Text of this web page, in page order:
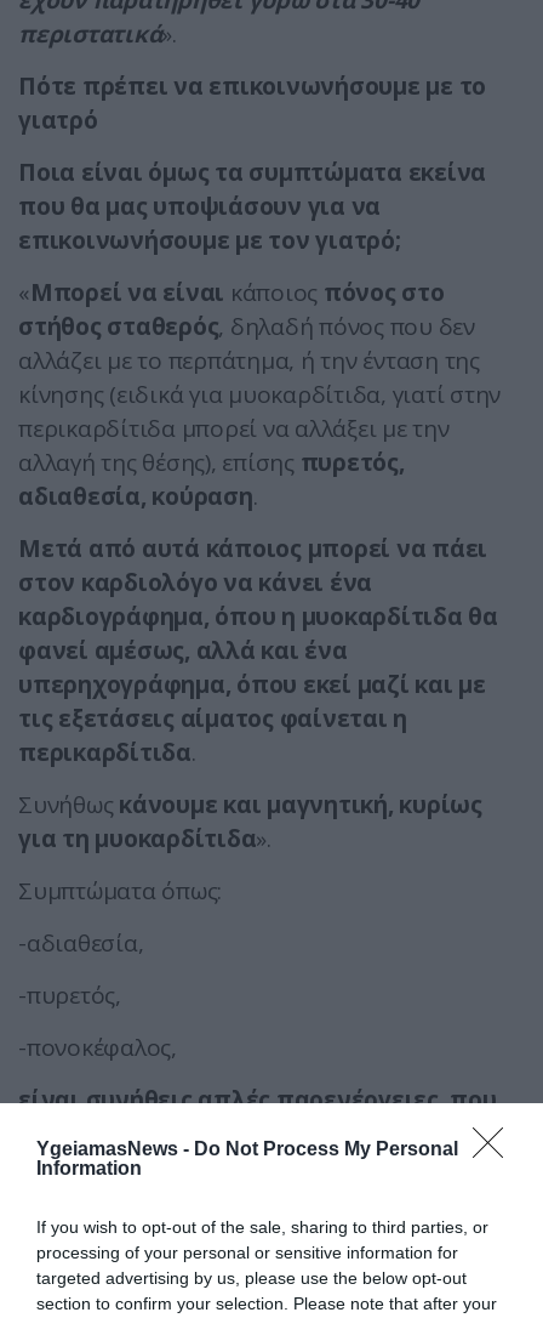
YgeiamasNews - Do Not Process My Personal
Information
If you wish to opt-out of the sale, sharing to third parties, or
processing of your personal or sensitive information for
targeted advertising by us, please use the below opt-out
section to confirm your selection. Please note that after your
περιστατικά».
Πότε πρέπει να επικοινωνήσουμε με το
γιατρό
Ποια είναι όμως τα συμπτώματα εκείνα
που θα μας υποψιάσουν για να
επικοινωνήσουμε με τον γιατρό;
«Μπορεί να είναι κάποιος πόνος στο
στήθος σταθερός, δηλαδή πόνος που δεν
αλλάζει με το περπάτημα, ή την ένταση της
κίνησης (ειδικά για μυοκαρδίτιδα, γιατί στην
περικαρδίτιδα μπορεί να αλλάξει με την
αλλαγή της θέσης), επίσης πυρετός,
αδιαθεσία, κούραση.
Μετά από αυτά κάποιος μπορεί να πάει
στον καρδιολόγο να κάνει ένα
καρδιογράφημα, όπου η μυοκαρδίτιδα θα
φανεί αμέσως, αλλά και ένα
υπερηχογράφημα, όπου εκεί μαζί και με
τις εξετάσεις αίματος φαίνεται η
περικαρδίτιδα.
Συνήθως κάνουμε και μαγνητική, κυρίως
για τη μυοκαρδίτιδα».
Συμπτώματα όπως:
-αδιαθεσία,
-πυρετός,
-πονοκέφαλος,
είναι συνήθεις απλές παρενέργειες, που
αρκετός κόσμος παρουσιάζει μετά τον
εμβολιασμό
απορία που προκύπτει είναι πώς θα
ξεχωρίσουμε πότε πρόκειται για μία
μυοκαρδίτιδα ή μία περικαρδίτιδα;